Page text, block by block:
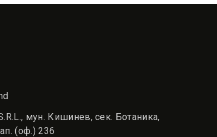
мун. Кишинев, сек. Ботаника,
(оф.) 236